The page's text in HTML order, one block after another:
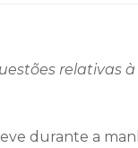
relativas
durante a